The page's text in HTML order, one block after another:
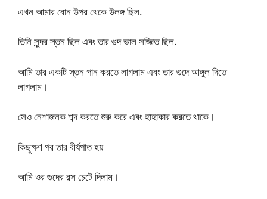
এখন আমার বোন উপর থেকে উলঙ্গ ছিল.
তিনি সুন্দর স্তন ছিল এবং তার গুদ ভাল সজ্জিত ছিল.
আমি তার একটি স্তন পান করতে লাগলাম এবং তার গুদে আঙ্গুল দিতে
লাগলাম।
সেও নেশাজনক শব্দ করতে শুরু করে এবং হাহাকার করতে থাকে।
কিছুক্ষণ পর তার বীর্যপাত হয়
আমি ওর গুদের রস চেটে দিলাম।